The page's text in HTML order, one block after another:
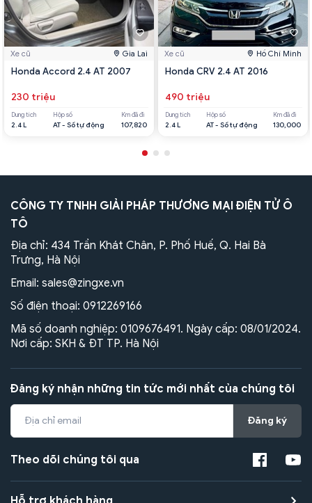
Xe cũ Gia Lai
Honda Accord 2.4 AT 2007
230 triệu
Dung tích
2.4 L
Hộp số
AT - Số tự động
Km đã đi
107,820
Xe cũ Hồ Chí Minh
Honda CRV 2.4 AT 2016
490 triệu
Dung tích
2.4 L
Hộp số
AT - Số tự động
Km đã đi
130,000
CÔNG TY TNHH GIẢI PHÁP THƯƠNG MẠI ĐIỆN TỬ Ô
TÔ
Địa chỉ: 434 Trần Khát Chân, P. Phố Huế, Q. Hai Bà
Trưng, Hà Nội
Email: sales@zingxe.vn
Số điện thoại: 0912269166
Mã số doanh nghiệp: 0109676491. Ngày cấp: 08/01/2024.
Nơi cấp: SKH & ĐT TP. Hà Nội
Đăng ký nhận những tin tức mới nhất của chúng tôi
Đăng ký
Theo dõi chúng tôi qua